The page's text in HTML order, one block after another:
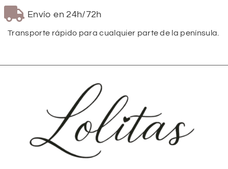
Envío en 24h/72h
Transporte rápido para cualquier parte de la península.